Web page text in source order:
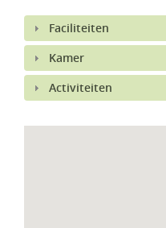
Faciliteiten
Kamer
Activiteiten